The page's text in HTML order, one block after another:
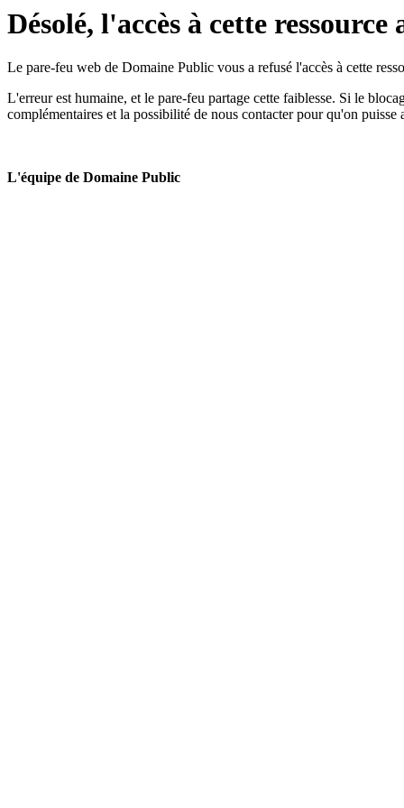
Désolé, l'accès à cette ressource
Le pare-feu web de Domaine Public vous a refusé l'accès à cette
L'erreur est humaine, et le pare-feu partage cette faiblesse. Si le
complémentaires et la possibilité de nous contacter pour qu'on puisse
L'équipe de Domaine Public